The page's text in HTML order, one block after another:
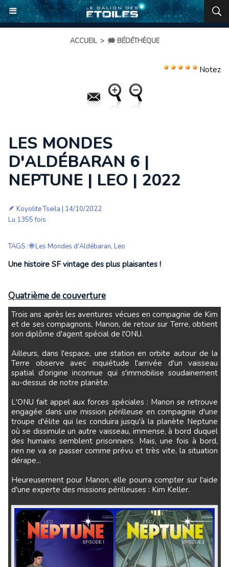
ACCUEIL > 🗯️ BÉDÉTHÈQUE
Notez
LES MONDES
D'ALDÉBARAN 6 |
NEPTUNE | LEO | 2022
🪶 Koyolite Tseila | 14/10/2022
Lu 1355 fois
TAGS :🌐 Les Mondes d'Aldébaran, Leo
Une histoire SF vintage des plus plaisantes !
Quatrième de couverture
Trois ans après les aventures vécues en compagnie de Kim
et de ses compagnons, Manon, de retour sur Terre, obtient
son diplôme d'agent spécial de l'ONU.
Ailleurs, dans l'espace, une station en orbite autour de la
Terre observe avec inquiétude l'arrivée d'un vaisseau
spatial d'origine inconnue qui s'immobilise soudainement
au-dessus de notre planète.
L'ONU fait appel aux forces spéciales : Manon se retrouve
engagée dans une mission périlleuse en compagnie d'une
troupe d'élite qui les conduira jusqu'à la planète Neptune
où se dissimule un autre vaisseau, immense, à bord duquel
des humains semblent prisonniers. Mais, une fois à bord,
rien ne va se passer comme prévu et très vite, la situation
dérape...
Heureusement pour Manon, elle pourra compter sur l'aide
d'une experte des missions périlleuses : Kim Keller.